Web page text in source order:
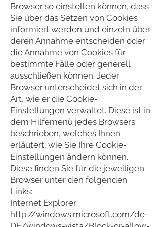
Browser so einstellen können, dass
Sie über das Setzen von Cookies
informiert werden und einzeln über
deren Annahme entscheiden oder
die Annahme von Cookies für
bestimmte Fälle oder generell
ausschließen können. Jeder
Browser unterscheidet sich in der
Art, wie er die Cookie-
Einstellungen verwaltet. Diese ist in
dem Hilfemenü jedes Browsers
beschrieben, welches Ihnen
erläutert, wie Sie Ihre Cookie-
Einstellungen ändern können.
Diese finden Sie für die jeweiligen
Browser unter den folgenden
Links:
Internet Explorer:
http://windows.microsoft.com/de-